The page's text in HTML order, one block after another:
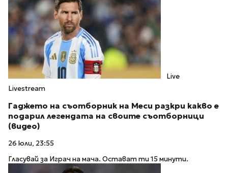
Live
Livestream
Гаджето на съотборник на Меси разкри какво е
подарил легендата на своите съотборници
(видео)
26 юли, 23:55
Гласувай за Играч на мача. Остават ти 15 минути.